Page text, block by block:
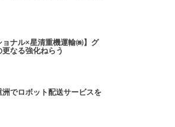
ョナル×星清重機運輸㈱】グ
なる強化ねらう
でロボット配送サービスを